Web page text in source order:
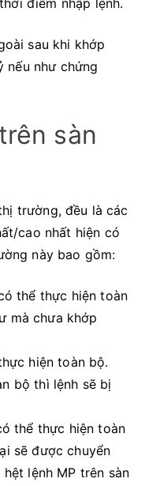
điểm nhập lệnh.
sau khi khớp
nếu như chứng
sàn
trường, đều là các
cao nhất hiện có
này bao gồm:
thể thực hiện toàn
mà chưa khớp
hiện toàn bộ.
bộ thì lệnh sẽ bị
thể thực hiện toàn
sẽ được chuyển
lệnh MP trên sàn